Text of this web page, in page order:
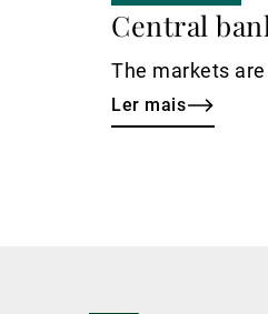
Central
The markets
Ler mais